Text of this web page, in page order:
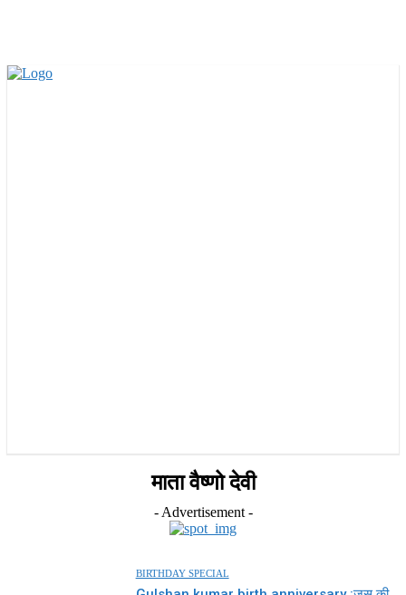
माता वैष्णो देवी
- Advertisement -
BIRTHDAY SPECIAL